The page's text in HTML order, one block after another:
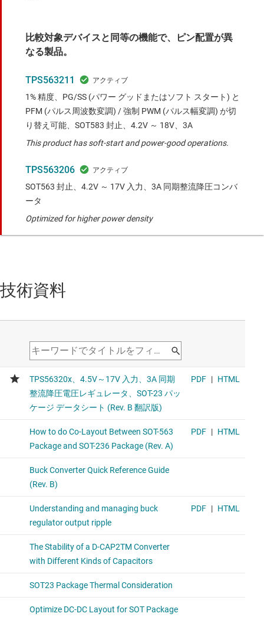
比較対象デバイスと同等の機能で、ピン配置が異
なる製品。
TPS563211
1% 精度、PG/SS (パワー グッドまたはソフト スタート) と
PFM (パルス周波数変調) / 強制 PWM (パルス幅変調) が切
り替え可能、SOT583 封止、4.2V ～ 18V、3A
This product has soft-start and power-good operations.
TPS563206
SOT563 封止、4.2V ～ 17V 入力、3A 同期整流降圧コンバ
ータ
Optimized for higher power density
技術資料